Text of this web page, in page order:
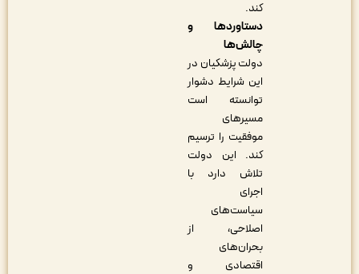
دستاوردها و
چالش‌ها
دولت پزشکیان در
این شرایط دشوار
توانسته است
مسیرهای
موفقیت را ترسیم
کند. این دولت
تلاش دارد با
سیاست‌های
اصلاحی، از
بحران‌های
اقتصادی و